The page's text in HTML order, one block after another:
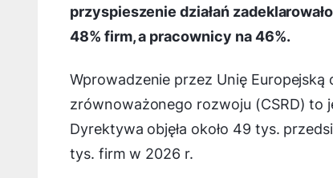
przyspieszenie działań
48% firm, a pracownicy na 46%.
Wprowadzenie przez Unię
zrównoważonego rozwoju (CSRD) to
Dyrektywa objęła około 49 tys.
tys. firm w 2026 r.